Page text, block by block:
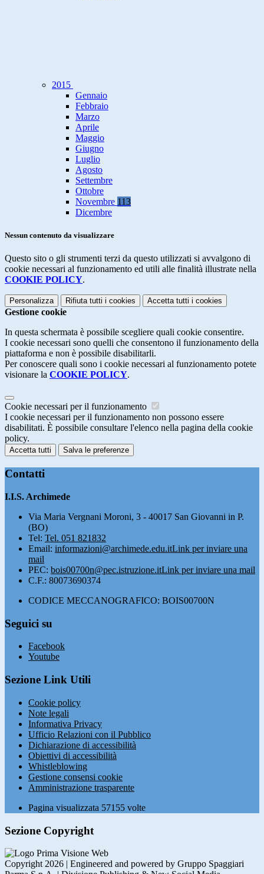
2015
Gennaio
Febbraio
Marzo
Aprile
Maggio
Giugno
Luglio
Agosto
Settembre
Ottobre
Novembre 113
Dicembre
Nessun contenuto da visualizzare
Questo sito o gli strumenti terzi da questo utilizzati si avvalgono di
cookie necessari al funzionamento ed utili alle finalità illustrate nella
COOKIE POLICY.
Personalizza Rifiuta tutti i cookies Accetta tutti i cookies
Gestione cookie
In questa schermata è possibile scegliere quali cookie consentire.
I cookie necessari sono quelli che consentono il funzionamento della
piattaforma e non è possibile disabilitarli.
Per conoscere quali sono i cookie necessari al funzionamento potete
visionare la COOKIE POLICY.
Cookie necessari per il funzionamento
I cookie necessari per il funzionamento non possono essere
disabilitati. È possibile consultare l'elenco nella pagina della cookie
policy.
Accetta tutti Salva le preferenze
Contatti
I.I.S. Archimede
Via Maria Vergnani Moroni, 3 - 40017 San Giovanni in P.
(BO)
Tel: Tel. 051 821832
Email: informazioni@archimede.edu.itLink per inviare una
mail
PEC: bois00700n@pec.istruzione.itLink per inviare una mail
C.F.: 80073690374
CODICE MECCANOGRAFICO: BOIS00700N
Seguici su
Facebook
Youtube
Sezione Link Utili
Cookie policy
Note legali
Informativa Privacy
Ufficio Relazioni con il Pubblico
Dichiarazione di accessibilità
Obiettivi di accessibilità
Whistleblowing
Gestione consensi cookie
Amministrazione trasparente
Pagina visualizzata 57155 volte
Sezione Copyright
Copyright 2026 | Engineered and powered by Gruppo Spaggiari